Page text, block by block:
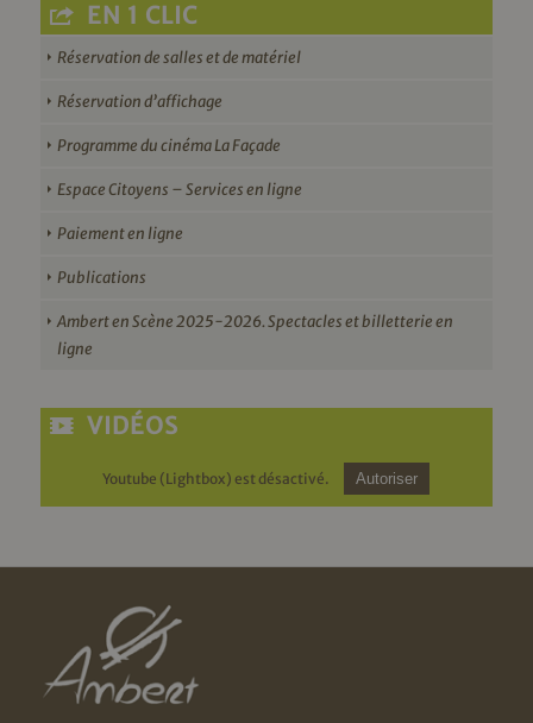
EN 1 CLIC
Réservation de salles et de matériel
Réservation d’affichage
Programme du cinéma La Façade
Espace Citoyens – Services en ligne
Paiement en ligne
Publications
Ambert en Scène 2025-2026. Spectacles et billetterie en
ligne
VIDÉOS
Youtube (Lightbox) est désactivé. Autoriser